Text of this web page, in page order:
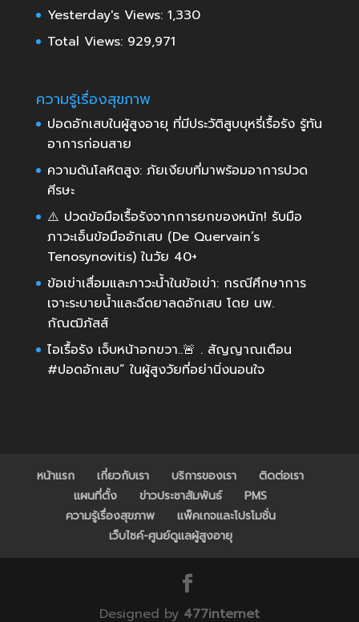
Yesterday's Views: 1,330
Total Views: 929,971
ความรู้เรื่องสุขภาพ
ปอดอักเสบในผู้สูงอายุ ที่มีประวัติสูบบุหรี่เรื้อรัง รู้ทัน
อาการก่อนสาย
ความดันโลหิตสูง: ภัยเงียบที่มาพร้อมอาการปวด
ศีรษะ
⚠️ ปวดข้อมือเรื้อรังจากการยกของหนัก! รับมือ
ภาวะเอ็นข้อมืออักเสบ (De Quervain’s
Tenosynovitis) ในวัย 40+
ข้อเข่าเสื่อมและภาวะน้ำในข้อเข่า: กรณีศึกษาการ
เจาะระบายน้ำและฉีดยาลดอักเสบ โดย นพ.
กัณฒิภัสส์
ไอเรื้อรัง เจ็บหน้าอกขวา..🚨 . สัญญาณเตือน
#ปอดอักเสบ” ในผู้สูงวัยที่อย่านิ่งนอนใจ
หน้าแรก เกี่ยวกับเรา บริการของเรา
ติดต่อเรา
แผนที่ตั้ง
ข่าวประชาสัมพันธ์
PMS
ความรู้เรื่องสุขภาพ
แพ็คเกจและโปรโมชั่น
เว็บไซค์-ศูนย์ดูแลผู้สูงอายุ
Designed by 477internet